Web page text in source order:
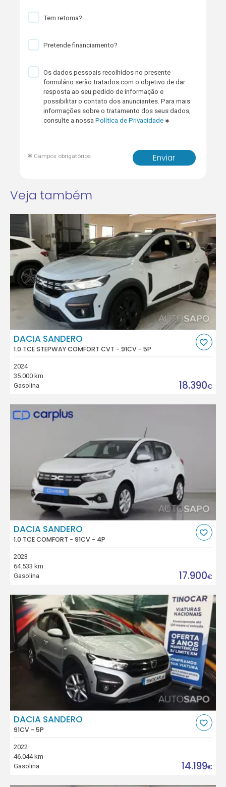
Tem retoma?
Pretende financiamento?
Os dados pessoais recolhidos no presente
formulário serão tratados com o objetivo de dar
resposta ao seu pedido de informação e
possibilitar o contato dos anunciantes. Para mais
informações sobre o tratamento dos seus dados,
consulte a nossaPolítica de Privacidade
Enviar
Campos obrigatórios
Veja também
DACIA SANDERO
1.0 TCE STEPWAY COMFORT CVT - 91CV - 5P
2024
35.000 km
Gasolina
18.390€
DACIA SANDERO
1.0 TCE COMFORT - 91CV - 4P
2023
64.533 km
Gasolina
17.900€
DACIA SANDERO
91CV - 5P
2022
46.044 km
Gasolina
14.199€